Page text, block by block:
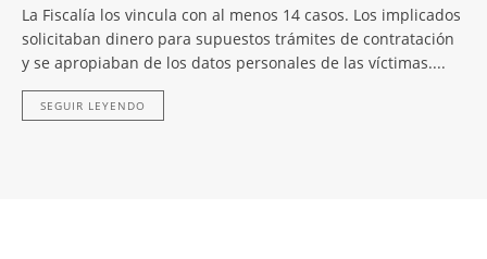
La Fiscalía los vincula con al menos 14 casos. Los implicados
solicitaban dinero para supuestos trámites de contratación
y se apropiaban de los datos personales de las víctimas....
SEGUIR LEYENDO